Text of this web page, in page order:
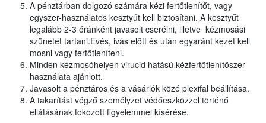
A pénztárban dolgozó számára kézi fertőtlenítőt, vagy
egyszer-használatos kesztyűt kell biztosítani. A kesztyűt
legalább 2-3 óránként javasolt cserélni, illetve kézmosási
szünetet tartani.Evés, ivás előtt és után egyaránt kezet kell
mosni vagy fertőtleníteni.
Minden kézmosóhelyen virucid hatású kézfertőtlenítőszer
használata ajánlott.
Javasolt a pénztáros és a vásárlók közé plexifal beállítása.
A takarítást végző személyzet védőeszközzel történő
ellátásának fokozott figyelemmel kísérése.